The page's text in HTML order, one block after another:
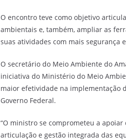
O encontro teve como objetivo
ambientais e, também, ampliar as
suas atividades com mais segurança
O secretário do Meio Ambiente do
iniciativa do Ministério do Meio
maior efetividade na implementação
Governo Federal.
“O ministro se comprometeu a apoiar
articulação e gestão integrada das